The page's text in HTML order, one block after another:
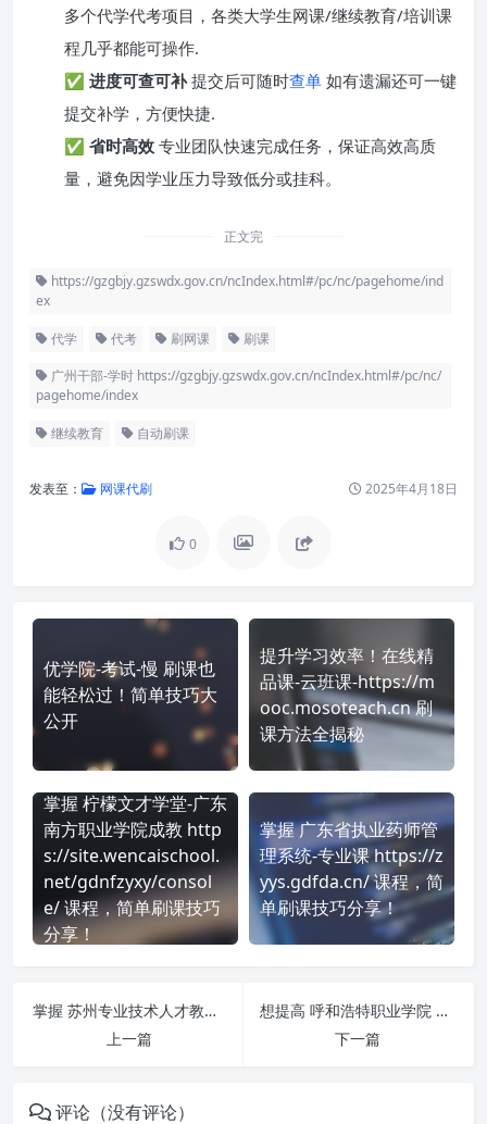
多个代学代考项目，各类大学生网课/继续教育/培训课
程几乎都能可操作.
✅ 进度可查可补提交后可随时查单 如有遗漏还可一键
提交补学，方便快捷.
✅ 省时高效 专业团队快速完成任务，保证高效高质
量，避免因学业压力导致低分或挂科。
正文完
https://gzgbjy.gzswdx.gov.cn/ncIndex.html#/pc/nc/pagehome/ind
ex
代学 代考 刷网课
刷课
广州干部-学时 https://gzgbjy.gzswdx.gov.cn/ncIndex.html#/pc/nc/
pagehome/index
继续教育 自动刷课
发表至： 网课代刷 2025年4月18日
0
优学院-考试-慢 刷课也
能轻松过！简单技巧大
公开
提升学习效率！在线精
品课-云班课-https://m
ooc.mosoteach.cn 刷
课方法全揭秘
掌握 柠檬文才学堂-广东
南方职业学院成教 http
s://site.wencaischool.
net/gdnfzyxy/consol
e/ 课程，简单刷课技巧
分享！
掌握 广东省执业药师管
理系统-专业课 https://z
yys.gdfda.cn/ 课程，简
单刷课技巧分享！
掌握 苏州专业技术人才教育网 https://zjjspx.webtrn.cn/cms/ 课程，简单刷课技巧分享！
上一篇
想提高 呼和浩特职业学院 http://hszj.ylxue.net/ 刷课效率？看看这些实用技巧
下一篇
评论（没有评论）